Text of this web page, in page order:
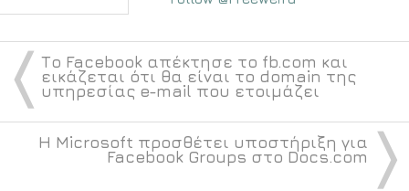
〈 Το Facebook απέκτησε το fb.com και
εικάζεται ότι θα είναι το domain της
υπηρεσίας e-mail που ετοιμάζει
〉
Η Microsoft προσθέτει υποστήριξη για
Facebook Groups στο Docs.com